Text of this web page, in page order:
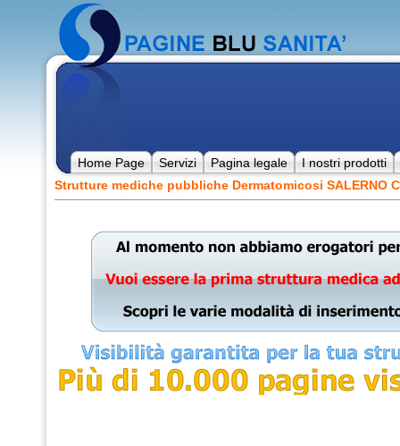
Home Page Servizi Pagina legale
I nostri prodotti
Strutture mediche pubbliche Dermatomicosi SALERNO